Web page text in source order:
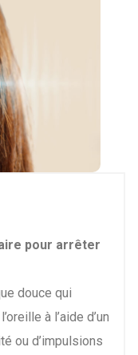
pour arrêter
douce qui
à l’aide d’un
ou d’impulsions